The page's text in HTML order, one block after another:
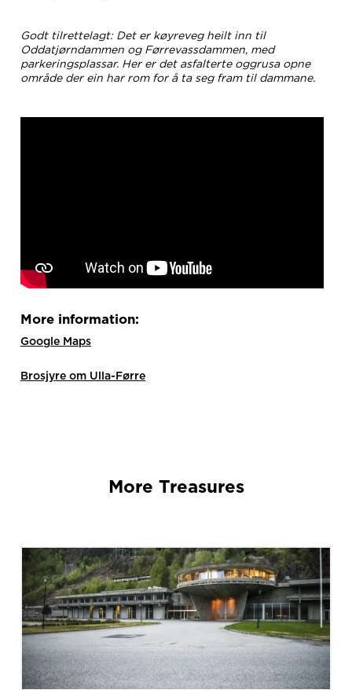
Godt tilrettelagt: Det er køyreveg heilt inn til
Oddatjørndammen og Førrevassdammen, med
parkeringsplassar. Her er det asfalterte oggrusa opne
område der ein har rom for å ta seg fram til dammane.
More information:
Google Maps
Brosjyre om Ulla-Førre
More Treasures